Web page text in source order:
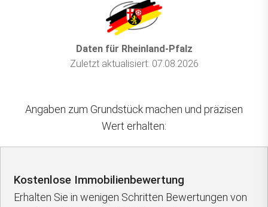
Daten für Rheinland-Pfalz
Zuletzt aktualisiert: 07.08.2026
Angaben zum Grundstück machen und präzisen
Wert erhalten:
Kostenlose Immobilienbewertung
Erhalten Sie in wenigen Schritten Bewertungen von